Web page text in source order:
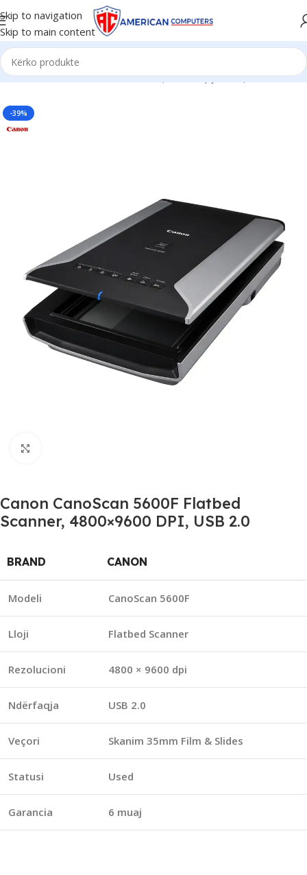
Skip to navigation
Skip to main content
Kreu/Printer/AiO Multifunksional (Print, Copy, Scan)
-39%
Canon CanoScan 5600F Flatbed
Scanner, 4800×9600 DPI, USB 2.0
BRAND CANON
Modeli CanoScan 5600F
Lloji Flatbed Scanner
Rezolucioni 4800 × 9600 dpi
Ndërfaqja USB 2.0
Veçori Skanim 35mm Film & Slides
Statusi Used
Garancia 6 muaj